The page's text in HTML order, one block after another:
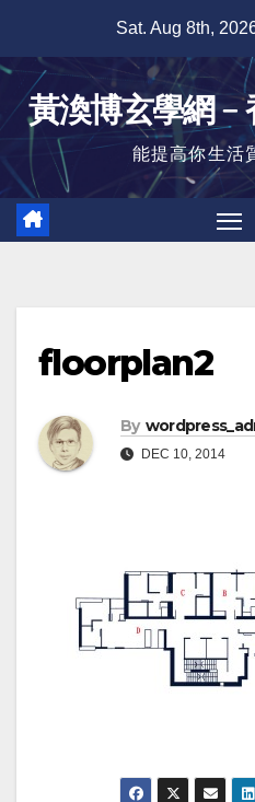
content
Sat. Aug 8th,
黃渙博玄學網
能提高你生活
floorplan2
By
DEC 10, 2014